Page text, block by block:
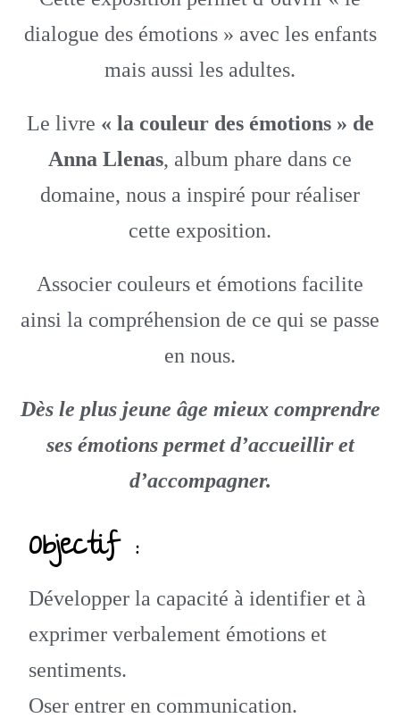
dialogue des émotions » avec les enfants
mais aussi les adultes.
Le livre « la couleur des émotions » de
Anna Llenas, album phare dans ce
domaine, nous a inspiré pour réaliser
cette exposition.
Associer couleurs et émotions facilite
ainsi la compréhension de ce qui se passe
en nous.
Dès le plus jeune âge mieux comprendre
ses émotions permet d’accueillir et
d’accompagner.
Objectif :
Développer la capacité à identifier et à
exprimer verbalement émotions et
sentiments.
Oser entrer en communication.